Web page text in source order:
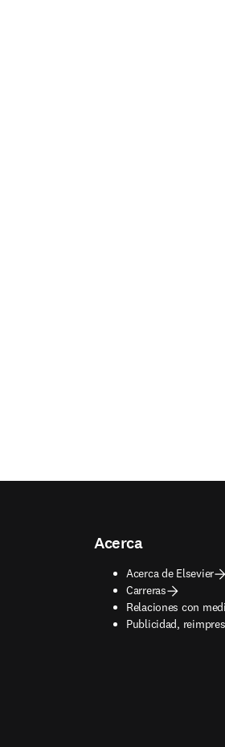
Acerca
Acerca de Elsevier
Carreras
Relaciones con
Publicidad,
opens in new tab/